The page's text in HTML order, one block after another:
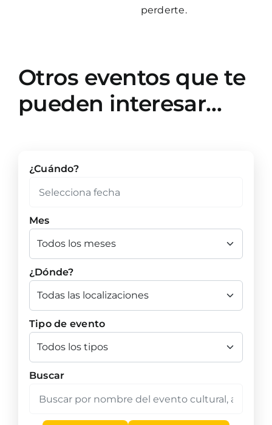
perderte.
Otros eventos que te
pueden interesar…
¿Cuándo?
Mes
¿Dónde?
Tipo de evento
Buscar